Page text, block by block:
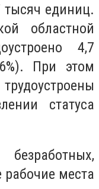
тысяч единиц.
областной
4,7
При этом
статуса
рабочие места